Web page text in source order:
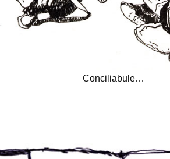
Conciliabule…